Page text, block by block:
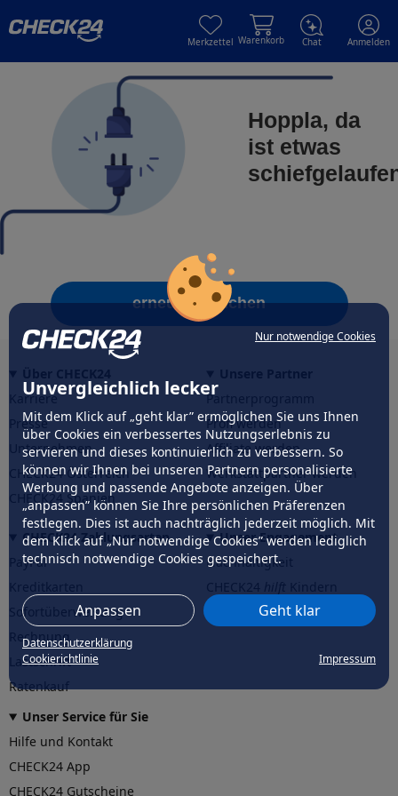
Nur notwendige Cookies
Unvergleichlich lecker
Mit dem Klick auf „geht klar” ermöglichen Sie uns Ihnen
über Cookies ein verbessertes Nutzungserlebnis zu
servieren und dieses kontinuierlich zu verbessern. So
können wir Ihnen bei unseren Partnern personalisierte
Werbung und passende Angebote anzeigen. Über
„anpassen” können Sie Ihre persönlichen Präferenzen
festlegen. Dies ist auch nachträglich jederzeit möglich. Mit
dem Klick auf „Nur notwendige Cookies” werden lediglich
technisch notwendige Cookies gespeichert.
Anpassen Geht klar
Datenschutzerklärung
Cookierichtlinie
Impressum
Merkzettel Warenkorb Chat Anmelden
Hoppla, da
ist etwas
erneut versuchen
Karriere
Presse
Unternehmen
CHECK24 Österreich
CHECK24 Spanien
Partnerprogramm
Profi werden
Affiliate werden
Werkstattpartner werden
CHECK24 Zahlungsarten
PayPal
Sofortüberweisung
Rechnung
Lastschrift
Ratenkauf
Unser Engagement
Nachhaltigkeit
CHECK24hilftder Natur
Unser Service für Sie
Hilfe und Kontakt
CHECK24 App
CHECK24 Gutscheine